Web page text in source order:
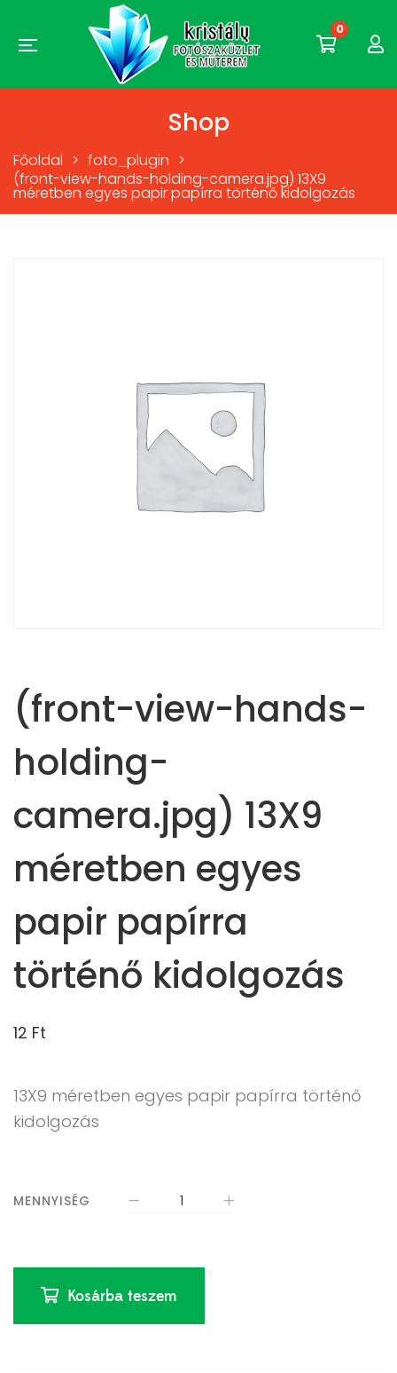
0
Shop
Főoldal > foto_plugin >
(front-view-hands-holding-camera.jpg) 13X9
méretben egyes papir papírra történő kidolgozás
(front-view-hands-
holding-
camera.jpg) 13X9
méretben egyes
papir papírra
történő kidolgozás
12 Ft
13X9 méretben egyes papir papírra történő
kidolgozás
MENNYISÉG
Kosárba teszem